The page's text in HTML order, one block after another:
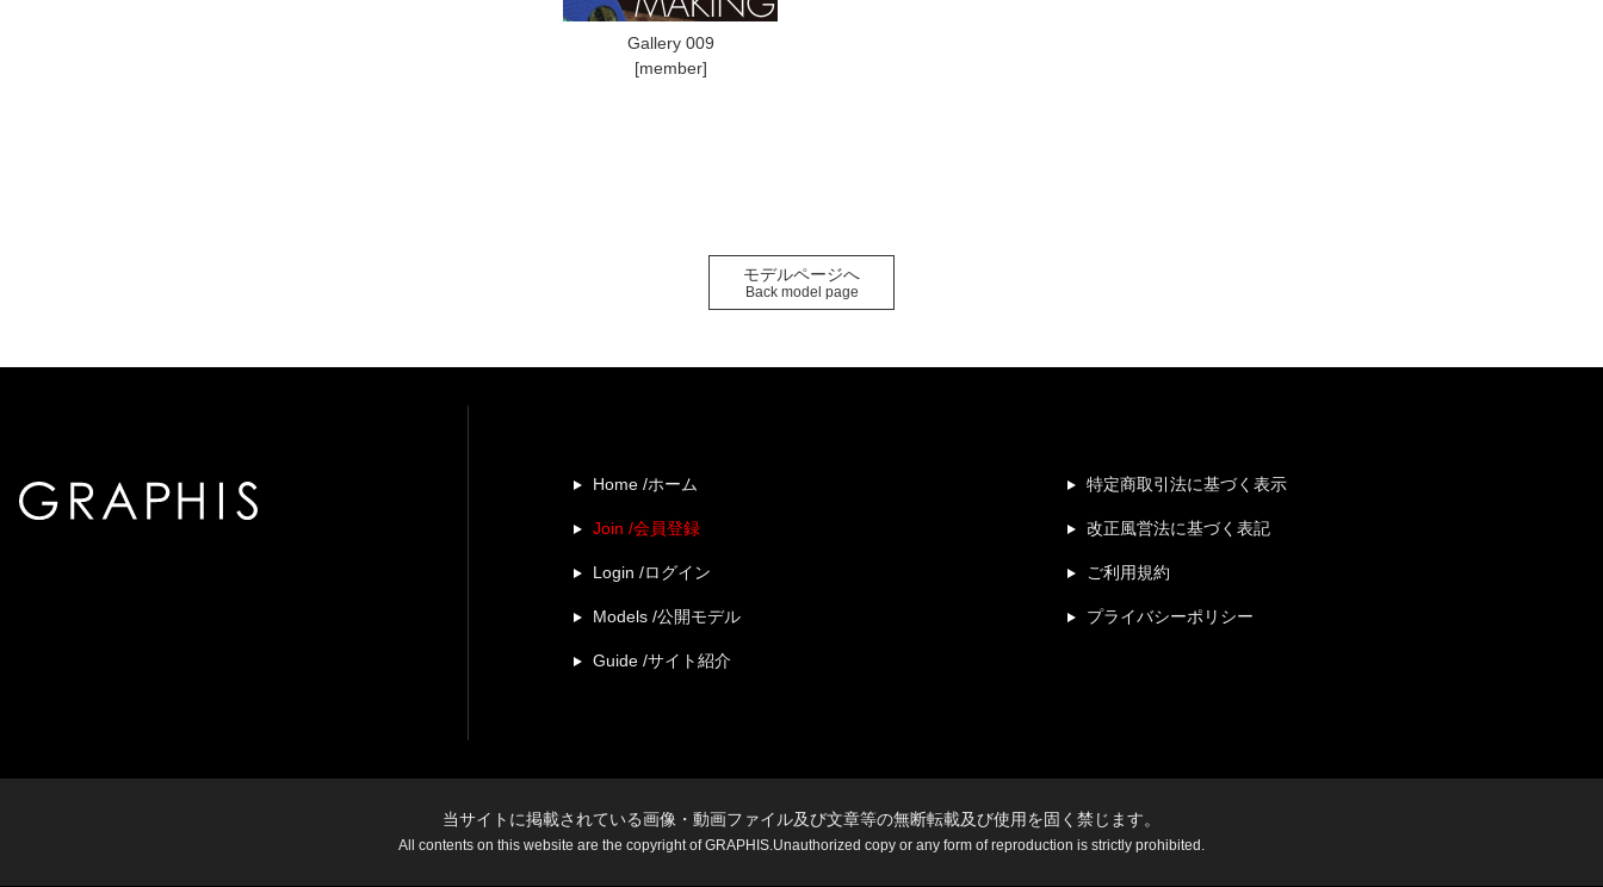
Gallery 009
[member]
モデルページへ
Back model page
Home /ホーム
Join /会員登録
Login /ログイン
Models /公開モデル
Guide /サイト紹介
特定商取引法に基づく表示
改正風営法に基づく表記
ご利用規約
プライバシーポリシー
当サイトに掲載されている画像・動画ファイル及び文章等の無断転載及び使用を固く禁じます。
All contents on this website are the copyright of GRAPHIS.Unauthorized copy or any form of reproduction is strictly prohibited.